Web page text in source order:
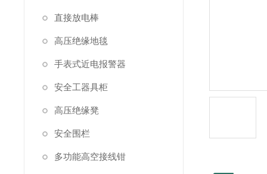
直接放电棒
高压绝缘地毯
手表式近电报警器
安全工器具柜
高压绝缘凳
安全围栏
多功能高空接线钳